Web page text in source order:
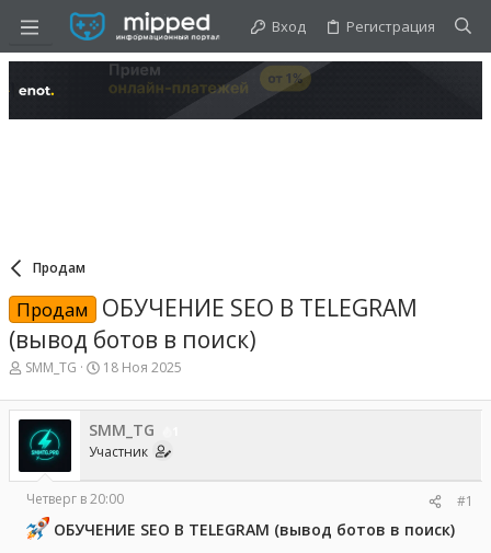
Вход Регистрация
Продам
Продам
ОБУЧЕНИЕ SEO В TELEGRAM
(вывод ботов в поиск)
А
т
о
р
е
ы
SMM_TG
Д
т
н
а
л
а
18 Ноя 2025
SMM_TG
Участник
Четверг в 20:00 #1
ОБУЧЕНИЕ SEO В TELEGRAM (вывод ботов в поиск)